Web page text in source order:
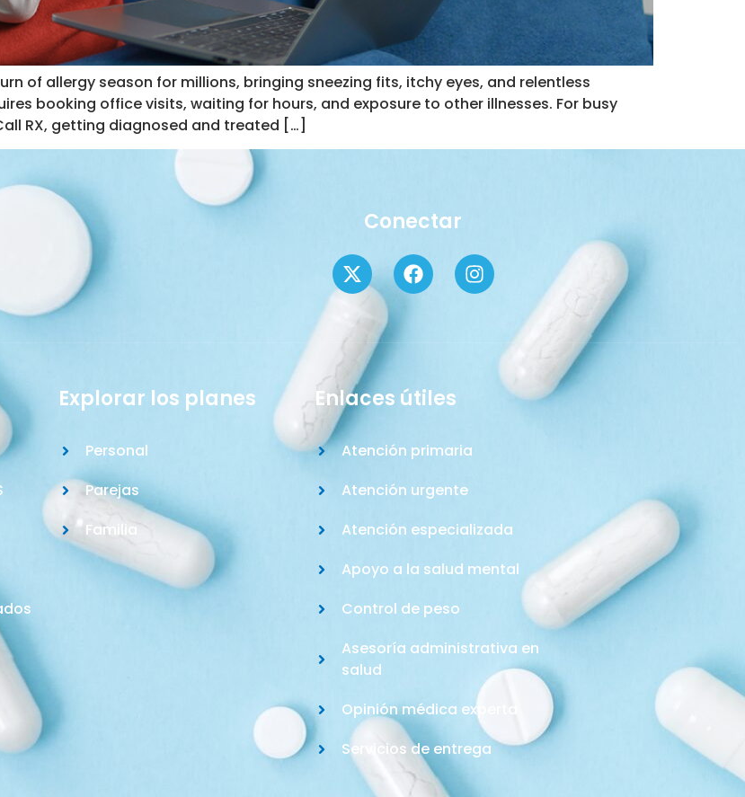
of allergy season for millions, bringing sneezing fits, itchy eyes, and relentless
booking office visits, waiting for hours, and exposure to other illnesses. For busy
RX, getting diagnosed and treated […]
Conectar
Explorar los planes
Personal
Parejas
Familia
Enlaces útiles
Atención primaria
Atención urgente
Atención especializada
Apoyo a la salud mental
Control de peso
Asesoría administrativa en
salud
Opinión médica experta
Servicios de entrega